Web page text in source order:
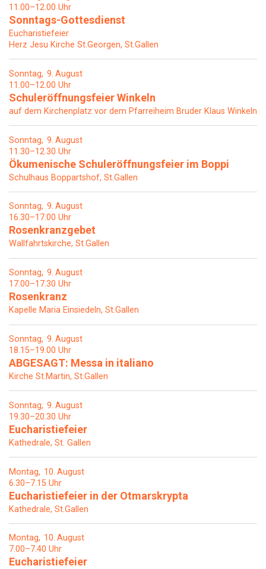
11.00–12.00 Uhr
Sonntags-Gottesdienst
Eucharistiefeier
Herz Jesu Kirche St.Georgen, St.Gallen
Sonntag 9 August
11.00–12.00 Uhr
Schuleröffnungsfeier Winkeln
auf dem Kirchenplatz vor dem Pfarreiheim Bruder Klaus Winkeln
Sonntag 9 August
11.30–12.30 Uhr
Ökumenische Schuleröffnungsfeier im Boppi
Schulhaus Boppartshof, St.Gallen
Sonntag 9 August
16.30–17.00 Uhr
Rosenkranzgebet
Wallfahrtskirche, St.Gallen
Sonntag 9 August
17.00–17.30 Uhr
Rosenkranz
Kapelle Maria Einsiedeln, St.Gallen
Sonntag 9 August
18.15–19.00 Uhr
ABGESAGT: Messa in italiano
Kirche St.Martin, St.Gallen
Sonntag 9 August
19.30–20.30 Uhr
Eucharistiefeier
Kathedrale, St. Gallen
Montag 10 August
6.30–7.15 Uhr
Eucharistiefeier in der Otmarskrypta
Kathedrale, St.Gallen
Montag 10 August
7.00–7.40 Uhr
Eucharistiefeier